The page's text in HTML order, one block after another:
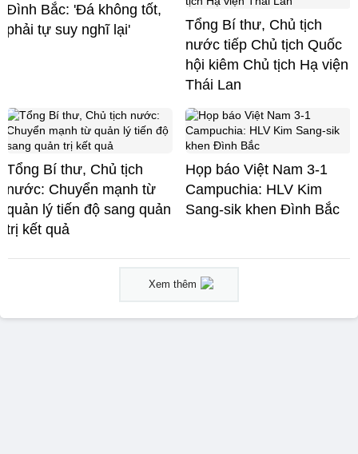
Đình Bắc: 'Đá không tốt,
phải tự suy nghĩ lại'
Tổng Bí thư, Chủ tịch
nước tiếp Chủ tịch Quốc
hội kiêm Chủ tịch Hạ viện
Thái Lan
Tổng Bí thư, Chủ tịch
nước: Chuyển mạnh từ
quản lý tiến độ sang quản
trị kết quả
Họp báo Việt Nam 3-1
Campuchia: HLV Kim
Sang-sik khen Đình Bắc
Xem thêm